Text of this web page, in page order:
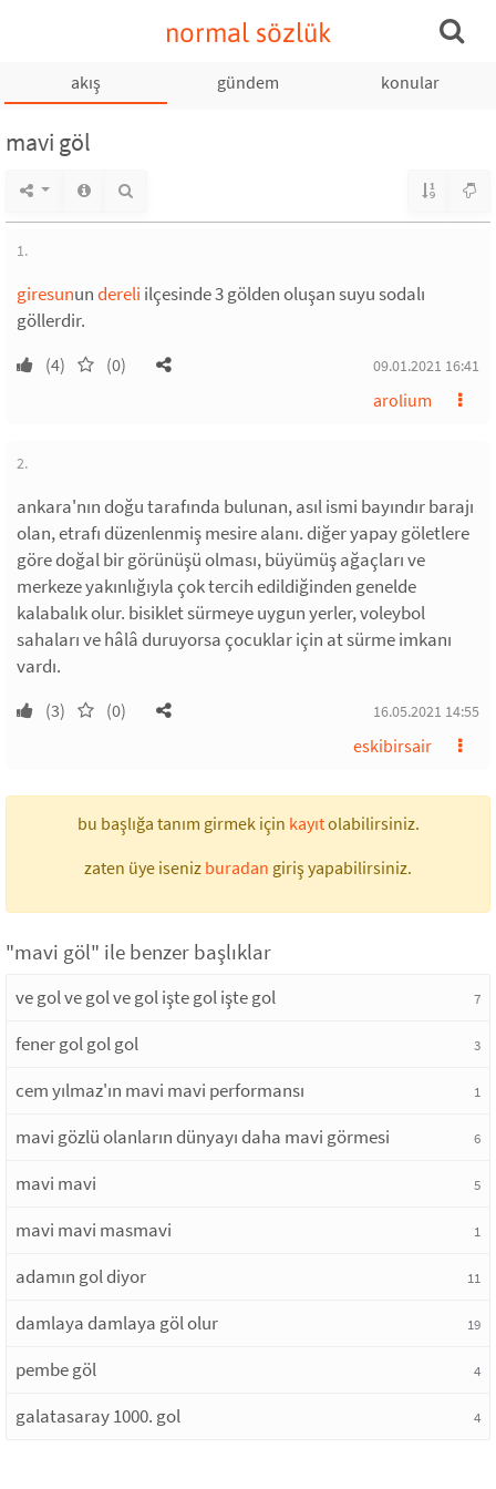
normal sözlük
akış gündem konular
mavi göl
1.
giresunundereli ilçesinde 3 gölden oluşan suyu sodalı
göllerdir.
(4) (0) 09.01.2021 16:41
arolium
2.
ankara'nın doğu tarafında bulunan, asıl ismi bayındır barajı
olan, etrafı düzenlenmiş mesire alanı. diğer yapay göletlere
göre doğal bir görünüşü olması, büyümüş ağaçları ve
merkeze yakınlığıyla çok tercih edildiğinden genelde
kalabalık olur. bisiklet sürmeye uygun yerler, voleybol
sahaları ve hâlâ duruyorsa çocuklar için at sürme imkanı
vardı.
(3) (0) 16.05.2021 14:55
eskibirsair
bu başlığa tanım girmek için kayıtolabilirsiniz.
zaten üye iseniz buradan giriş yapabilirsiniz.
"mavi göl" ile benzer başlıklar
ve gol ve gol ve gol işte gol işte gol 7
fener gol gol gol 3
cem yılmaz'ın mavi mavi performansı 1
mavi gözlü olanların dünyayı daha mavi görmesi 6
mavi mavi 5
mavi mavi masmavi 1
adamın gol diyor 11
damlaya damlaya göl olur 19
pembe göl 4
galatasaray 1000. gol 4